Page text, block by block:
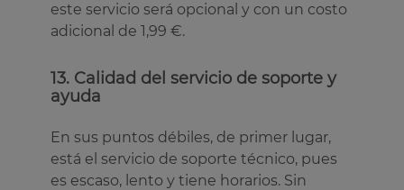
este servicio será opcional y con un costo
adicional de 1,99 €.
13. Calidad del servicio de soporte y
ayuda
En sus puntos débiles, de primer lugar,
está el servicio de soporte técnico, pues
es escaso, lento y tiene horarios. Sin